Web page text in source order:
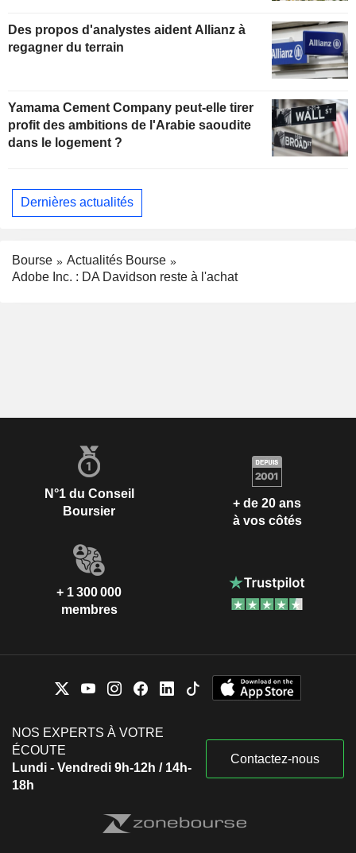
Des propos d'analystes aident Allianz à
regagner du terrain
Yamama Cement Company peut-elle tirer
profit des ambitions de l'Arabie saoudite
dans le logement ?
Dernières actualités
Bourse
Actualités Bourse
Adobe Inc. : DA Davidson reste à l'achat
N°1 du Conseil
Boursier
+ de 20 ans
à vos côtés
+ 1 300 000
membres
NOS EXPERTS À VOTRE
ÉCOUTE
Lundi - Vendredi 9h-12h / 14h-
18h
Contactez-nous